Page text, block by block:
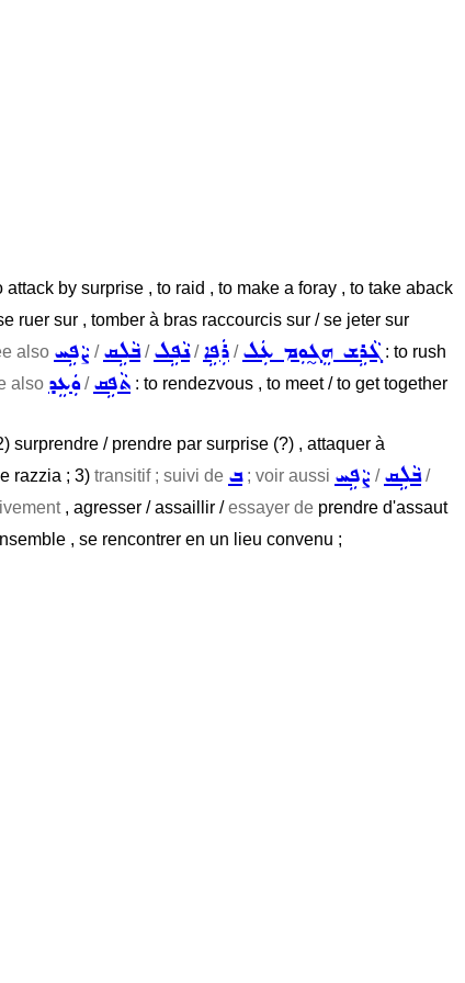
by surprise , to raid , to make a foray , to take aback
ruer sur , tomber à bras raccourcis sur / se jeter sur
also ܨܵܦܹܚ /ܒܵܠܹܩ/ܢܵܦܹܠ/ܪܲܦܹܐ /ܓܵܪܹܫ ܗܸܓ̰ܘܼܡ ܥܲܠ : to rush
also ܘܲܥܸܕ/ܬܵܦܹܩ : to rendezvous , to meet / to get together
surprendre / prendre par surprise (?) , attaquer à
razzia ; 3) transitif ; suivi de ܒ; voir aussi ܨܵܦܹܚ /ܒܵܠܹܩ/
, agresser / assaillir /essayer de prendre d'assaut
, se rencontrer en un lieu convenu ;